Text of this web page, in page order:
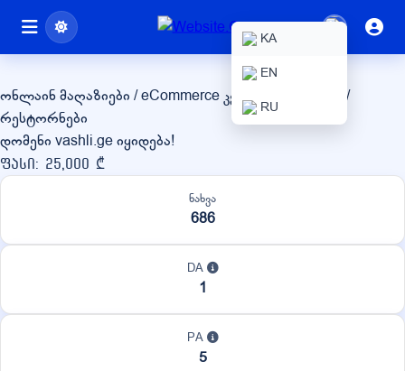
KA
EN
RU
vashli.ge
ონლაინ მაღაზიები / eCommerce კვება / სასმელები /
რესტორნები
დომენი vashli.ge იყიდება!
ფასი: 25,000 ₾
ნახვა
686
DA
1
PA
5